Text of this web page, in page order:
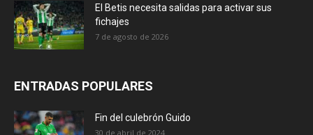
El Betis necesita salidas para activar sus
fichajes
7 de agosto de 2026
ENTRADAS POPULARES
Fin del culebrón Guido
30 de abril de 2024